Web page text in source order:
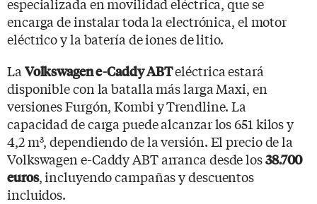
encarga de instalar toda la electrónica, el motor
eléctrico y la batería de iones de litio.
La Volkswagen e-Caddy ABTeléctrica estará
disponible con la batalla más larga Maxi, en
versiones Furgón, Kombi y Trendline. La
capacidad de carga puede alcanzar los 651 kilos y
4,2 m3, dependiendo de la versión. El precio de la
Volkswagen e-Caddy ABT arranca desde los38.700
euros, incluyendo campañas y descuentos
incluidos.